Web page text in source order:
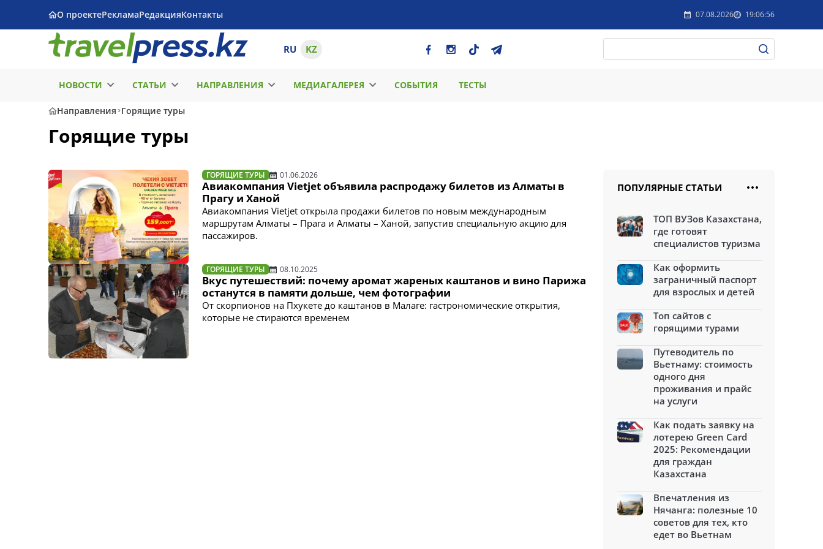
О проектеРекламаРедакцияКонтакты 07.08.2026 19:06:56
RU KZ
НОВОСТИ СТАТЬИ НАПРАВЛЕНИЯ МЕДИАГАЛЕРЕЯ СОБЫТИЯ ТЕСТЫ
Направления Горящие туры
Горящие туры
ГОРЯЩИЕ ТУРЫ 01.06.2026
Авиакомпания Vietjet объявила распродажу билетов из Алматы в
Прагу и Ханой
Авиакомпания Vietjet открыла продажи билетов по новым международным
маршрутам Алматы – Прага и Алматы – Ханой, запустив специальную акцию для
пассажиров.
ГОРЯЩИЕ ТУРЫ 08.10.2025
Вкус путешествий: почему аромат жареных каштанов и вино Парижа
останутся в памяти дольше, чем фотографии
От скорпионов на Пхукете до каштанов в Малаге: гастрономические открытия,
которые не стираются временем
ПОПУЛЯРНЫЕ СТАТЬИ
ТОП ВУЗов Казахстана,
где готовят
специалистов туризма
Как оформить
заграничный паспорт
для взрослых и детей
Топ сайтов с
горящими турами
Путеводитель по
Вьетнаму: стоимость
одного дня
проживания и прайс
на услуги
Как подать заявку на
лотерею Green Card
2025: Рекомендации
для граждан
Казахстана
Впечатления из
Нячанга: полезные 10
советов для тех, кто
едет во Вьетнам